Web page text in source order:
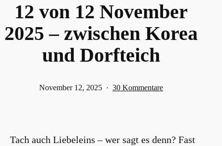
12 von 12 November
2025 – zwischen Korea
und Dorfteich
Veröffentlicht
November 12, 2025 30 Kommentarezu
November
Tach auch Liebeleins – wer sagt es denn? Fast